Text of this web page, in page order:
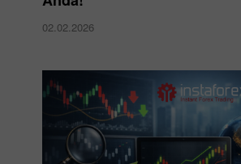
02.02.2026